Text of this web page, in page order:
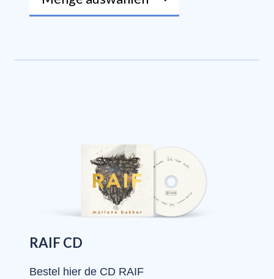
RAIF CD
Bestel hier de CD RAIF